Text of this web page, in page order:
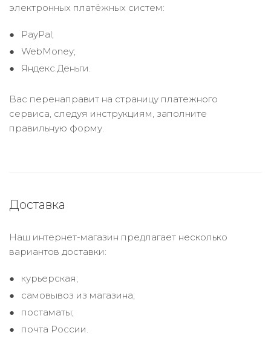
электронных платёжных систем:
PayPal;
WebMoney;
Яндекс.Деньги.
Вас перенаправит на страницу платежного
сервиса, следуя инструкциям, заполните
правильную форму.
Доставка
Наш интернет-магазин предлагает несколько
вариантов доставки:
курьерская;
самовывоз из магазина;
постаматы;
почта России.